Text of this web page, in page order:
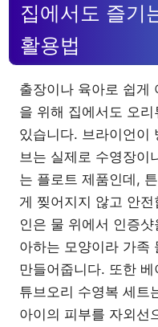
집에서도 즐기
활용법
출장이나 육아로 쉽게
을 위해 집에서도 오
있습니다. 브라이언이
브는 실제로 수영장이
는 플로트 제품인데,
게 찢어지지 않고 안
인은 물 위에서 인증
아하는 모양이라 가족
만들어줍니다. 또한
튜브오리 수영복 세트
아이의 피부를 자외선